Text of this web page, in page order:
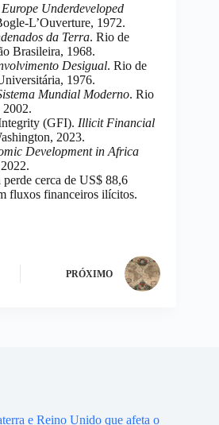
Underdeveloped
L’Ouverture, 1972.
da Terra. Rio de
Brasileira, 1968.
Desigual. Rio de
1976.
Mundial Moderno. Rio
2002.
(GFI). Illicit Financial
2023.
Development in Africa
cerca de US$ 88,6
fluxos financeiros ilícitos.
PRÓXIMO
e Reino Unido que afeta o